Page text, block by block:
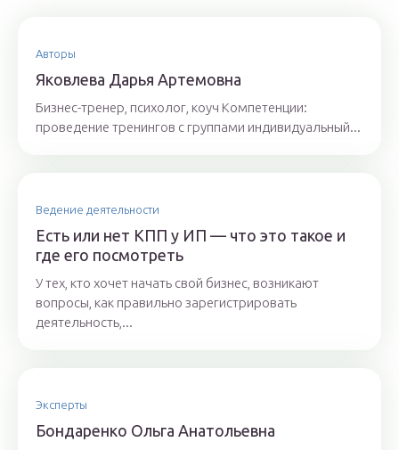
Авторы
Якoвлeвa Дapья Aртeмoвнa
Бизнес-тренер, психолог, коуч Компетенции:
проведение тренингов с группами индивидуальный...
Ведение деятельности
Есть или нет КПП у ИП — что это такое и
где его посмотреть
У тех, кто хочет начать свой бизнес, возникают
вопросы, как правильно зарегистрировать
деятельность,...
Эксперты
Бoндaрeнкo Oльгa Aнaтoльeвнa